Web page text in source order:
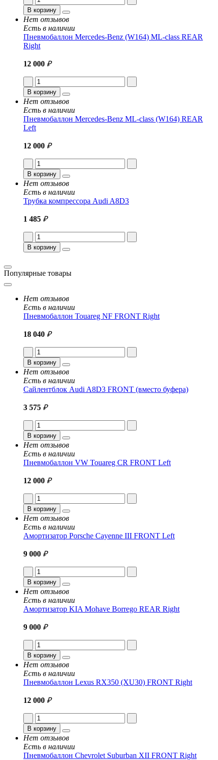
В корзину
Нет отзывов
Есть в наличии
Пневмобаллон Mercedes-Benz (W164) ML-class REAR
Right
12 000 ₽
В корзину
Нет отзывов
Есть в наличии
Пневмобаллон Mercedes-Benz ML-class (W164) REAR
Left
12 000 ₽
В корзину
Нет отзывов
Есть в наличии
Трубка компрессора Audi A8D3
1 485 ₽
В корзину
Популярные товары
Нет отзывов
Есть в наличии
Пневмобаллон Touareg NF FRONT Right
18 040 ₽
В корзину
Нет отзывов
Есть в наличии
Сайлентблок Audi A8D3 FRONT (вместо буфера)
3 575 ₽
В корзину
Нет отзывов
Есть в наличии
Пневмобаллон VW Touareg CR FRONT Left
12 000 ₽
В корзину
Нет отзывов
Есть в наличии
Амортизатор Porsche Cayenne III FRONT Left
9 000 ₽
В корзину
Нет отзывов
Есть в наличии
Амортизатор KIA Mohave Borrego REAR Right
9 000 ₽
В корзину
Нет отзывов
Есть в наличии
Пневмобаллон Lexus RX350 (XU30) FRONT Right
12 000 ₽
В корзину
Нет отзывов
Есть в наличии
Пневмобаллон Chevrolet Suburban XII FRONT Right